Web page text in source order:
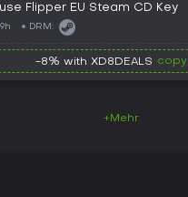
Flipper EU Steam CD Key
DRM:
-8% with XD8DEALS copy
+Mehr